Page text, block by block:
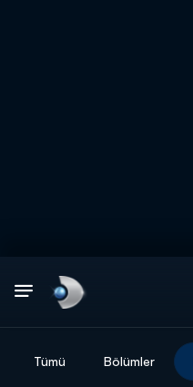
Tümü Bölümler